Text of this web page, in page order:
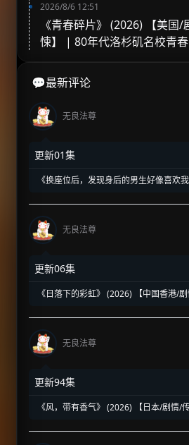
2026/8/6 12:51
《青春碎片》 (2026) 【美国
悚】 | 80年代洛杉矶名校青
💬最新评论
无良法尊
更新01集
《换座位后，发现身后的男生好像喜欢
座位引发的直球高甜校园BL
无良法尊
更新06集
《日落下的彩虹》 (2026) 【中国香港/
无良法尊
更新94集
《风，带有香气》 (2026) 【日本/剧情/
醒之路